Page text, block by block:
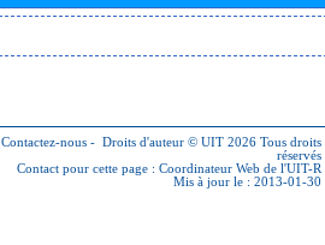
Contactez-nous - Droits d'auteur © UIT 2026 Tous droits
réservés
Contact pour cette page : Coordinateur Web de l'UIT-R
Mis à jour le : 2013-01-30